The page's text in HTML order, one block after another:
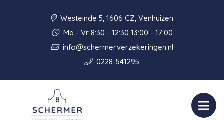
Westeinde 5, 1606 CZ, Venhuizen
Ma - Vr 8:30 - 12:30 13:00 - 17:00
info@schermerverzekeringen.nl
0228-541295